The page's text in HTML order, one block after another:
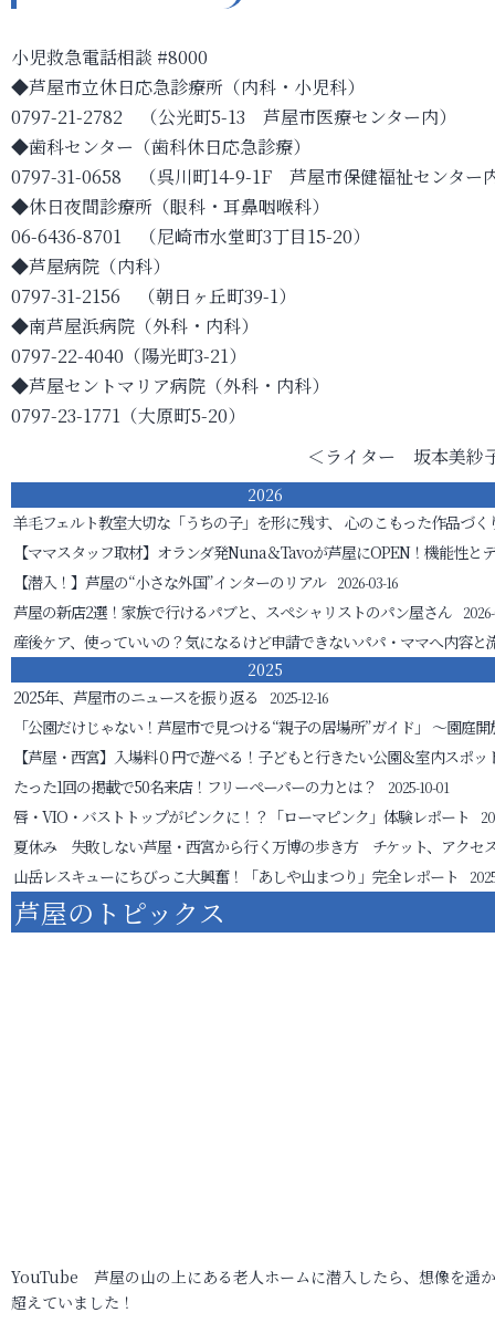
小児救急電話相談 #8000
◆芦屋市立休日応急診療所（内科・小児科）
0797-21-2782 （公光町5-13 芦屋市医療センター内）
◆歯科センター（歯科休日応急診療）
0797-31-0658 （呉川町14-9-1F 芦屋市保健福祉センター
◆休日夜間診療所（眼科・耳鼻咽喉科）
06-6436-8701 （尼崎市水堂町3丁目15-20）
◆芦屋病院（内科）
0797-31-2156 （朝日ヶ丘町39-1）
◆南芦屋浜病院（外科・内科）
0797-22-4040（陽光町3-21）
◆芦屋セントマリア病院（外科・内科）
0797-23-1771（大原町5-20）
＜ライター 坂本美紗
2026
羊毛フェルト教室大切な「うちの子」を形に残す、 心のこもった作品づく
【ママスタッフ取材】オランダ発Nuna＆Tavoが芦屋にOPEN！機能性と
【潜入！】芦屋の“小さな外国”インターのリアル
2026-03-16
芦屋の新店2選！家族で行けるパブと、スペシャリストのパン屋さん
産後ケア、使っていいの？気になるけど申請できないパパ・ママへ内容と
2025
2025年、芦屋市のニュースを振り返る
2025-12-16
「公園だけじゃない！芦屋市で見つける“親子の居場所”ガイド」 ～園庭開
【芦屋・西宮】入場料０円で遊べる！子どもと行きたい公園＆室内スポ
たった1回の掲載で50名来店！フリーペーパーの力とは？
2025-10-01
唇・VIO・バストトップがピンクに！？「ローマピンク」体験レポート
夏休み 失敗しない芦屋・西宮から行く万博の歩き方 チケット、アクセ
山岳レスキューにちびっこ大興奮！「あしや山まつり」完全レポート
芦屋のトピックス
YouTube 芦屋の山の上にある老人ホームに潜入したら、想像を遥
超えていました！